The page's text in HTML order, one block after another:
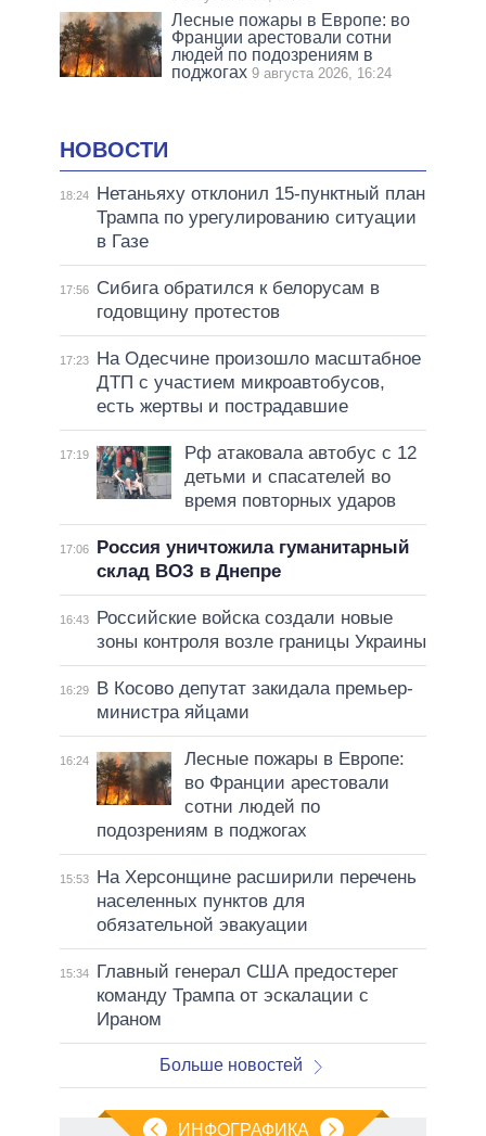
Лесные пожары в Европе: во
Франции арестовали сотни
людей по подозрениям в
поджогах 9 августа 2026, 16:24
НОВОСТИ
18:24
Нетаньяху отклонил 15-пунктный план
Трампа по урегулированию ситуации
в Газе
17:56
Сибига обратился к белорусам в
годовщину протестов
17:23
На Одесчине произошло масштабное
ДТП с участием микроавтобусов,
есть жертвы и пострадавшие
17:19
Рф атаковала автобус с 12
детьми и спасателей во
время повторных ударов
17:06
Россия уничтожила гуманитарный
склад ВОЗ в Днепре
16:43
Российские войска создали новые
зоны контроля возле границы Украины
16:29
В Косово депутат закидала премьер-
министра яйцами
16:24
Лесные пожары в Европе:
во Франции арестовали
сотни людей по
подозрениям в поджогах
15:53
На Херсонщине расширили перечень
населенных пунктов для
обязательной эвакуации
15:34
Главный генерал США предостерег
команду Трампа от эскалации с
Ираном
Больше новостей
ИНФОГРАФИКА